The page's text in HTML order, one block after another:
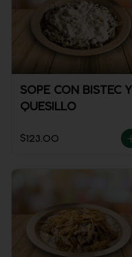
SOPE CON BISTEC Y
QUESILLO
$123.00